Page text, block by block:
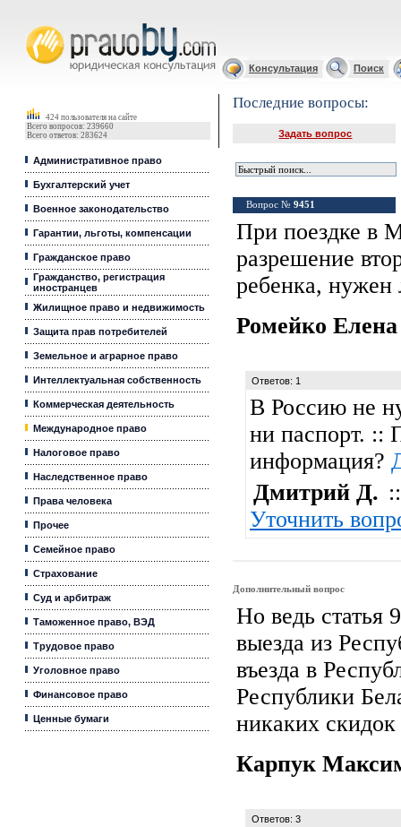
Консультация Поиск
424 пользователя на сайте
Всего вопросов: 239660
Всего ответов: 283624
Административное право
Бухгалтерский учет
Военное законодательство
Гарантии, льготы, компенсации
Гражданское право
Гражданство, регистрация
иностранцев
Жилищное право и недвижимость
Защита прав потребителей
Земельное и аграрное право
Интеллектуальная собственность
Коммерческая деятельность
Международное право
Налоговое право
Наследственное право
Права человека
Прочее
Семейное право
Страхование
Суд и арбитраж
Таможенное право, ВЭД
Трудовое право
Уголовное право
Финансовое право
Ценные бумаги
Последние вопросы:
Задать вопрос
Вопрос № 9451
При поездке в
разрешение
ребенка, нужен
Ромейко
Ответов: 1
В Россию не
ни паспорт. ::
информация?
Дмитрий Д.
Уточнить
Дополнительный вопрос
Но ведь статья
выезда из
въезда в
Республики
никаких
Карпук
Ответов: 3